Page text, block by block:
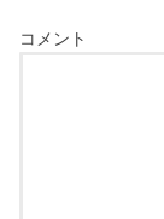
コメント